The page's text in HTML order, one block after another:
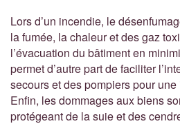
Lors d’un incendie, le
la fumée, la chaleur et des gaz
l’évacuation du bâtiment en
permet d’autre part de faciliter
secours et des pompiers pour
Enfin, les dommages aux biens
protégeant de la suie et des